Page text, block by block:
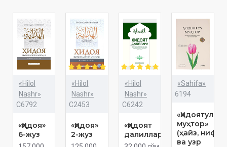
«Hilol
Nashr»
C6792
«Ҳидоя»
6-жуз
«Hilol
Nashr»
C2453
«Ҳидоя»
2-жуз
«Hilol
Nashr»
C6242
«Ҳидоят
далиллари»
«Sahifa»
6194
«Ҳидоятул
муҳтор»
(ҳайз, нифос
ва узр